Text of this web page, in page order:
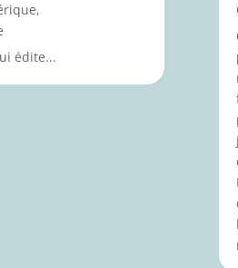
,
édite...